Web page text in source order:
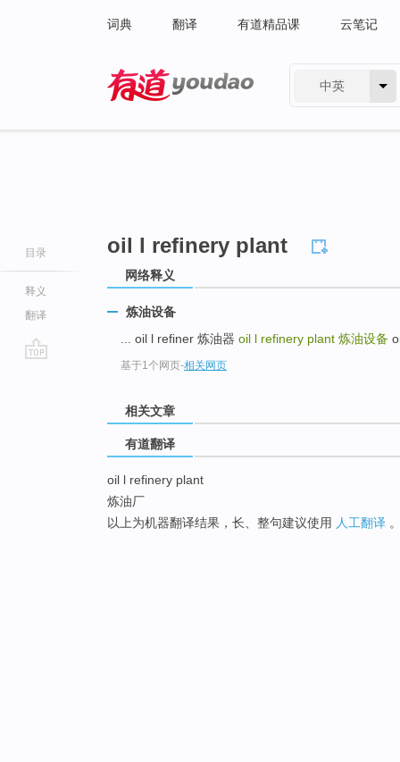
词典 翻译 有道精品课 云笔记
中英
目录
释义
翻译
oil l refinery plant
网络释义
炼油设备
... oil l refiner 炼油器 oil l refinery plant 炼油设备
基于1个网页-相关网页
相关文章
有道翻译
oil l refinery plant
炼油厂
以上为机器翻译结果，长、整句建议使用 人工翻译